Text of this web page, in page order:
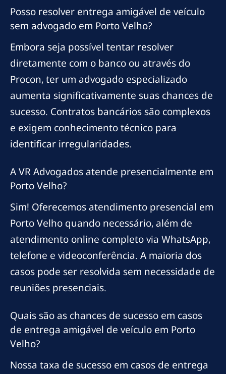
Posso resolver entrega amigável de veículo
sem advogado em Porto Velho?
Embora seja possível tentar resolver
diretamente com o banco ou através do
Procon, ter um advogado especializado
aumenta significativamente suas chances de
sucesso. Contratos bancários são complexos
e exigem conhecimento técnico para
identificar irregularidades.
A VR Advogados atende presencialmente em
Porto Velho?
Sim! Oferecemos atendimento presencial em
Porto Velho quando necessário, além de
atendimento online completo via WhatsApp,
telefone e videoconferência. A maioria dos
casos pode ser resolvida sem necessidade de
reuniões presenciais.
Quais são as chances de sucesso em casos
de entrega amigável de veículo em Porto
Velho?
Nossa taxa de sucesso em casos de entrega